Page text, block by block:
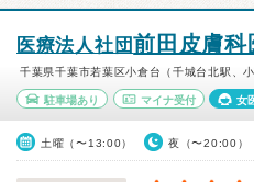
医療法人社団前田皮膚科
千葉県千葉市若葉区小倉台（千城台北駅、
駐車場あり マイナ受付 女
土曜（〜13:00） 夜（〜20:00）